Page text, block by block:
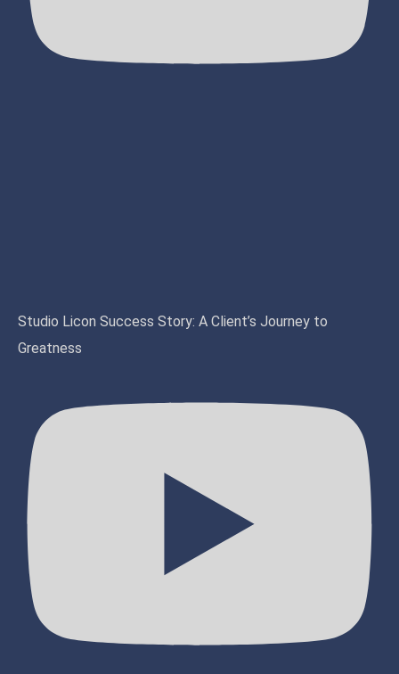
Studio Licon Success Story: A Client’s Journey to
Greatness